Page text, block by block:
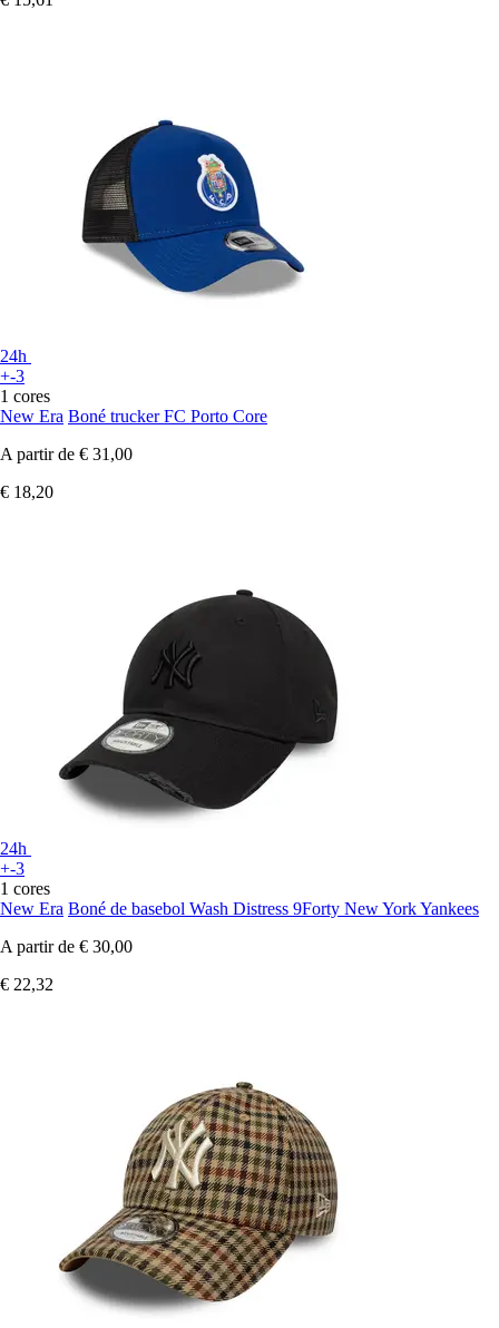
24h
+-3
1 cores
New Era Boné trucker FC Porto Core
A partir de € 31,00
€ 18,20
24h
+-3
1 cores
New Era Boné de basebol Wash Distress 9Forty New York Yankees
A partir de € 30,00
€ 22,32